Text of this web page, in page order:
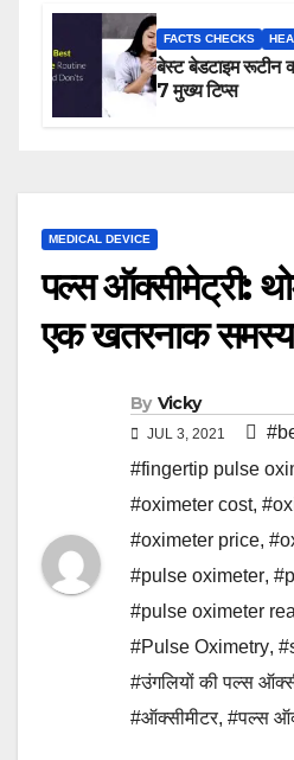
FACTS CHECKS
बेस्ट बेडटाइम रूटीन
7 मुख्य टिप्स
MEDICAL DEVICE
पल्स ऑक्सीमेट्री:
एक खतरनाक
By Vicky
JUL 3, 2021
#fingertip pulse
#oximeter cost,
#oximeter price,
#pulse oximeter,
#pulse oximeter
#Pulse Oximetry,
#उंगलियों की पल्स
#ऑक्सीमीटर, #पल्स